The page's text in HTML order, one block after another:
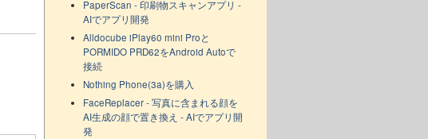
PaperScan - 印刷物スキャンアプリ -
AIでアプリ開発
Alldocube iPlay60 mini Proと
PORMIDO PRD62をAndroid Autoで
接続
Nothing Phone(3a)を購入
FaceReplacer - 写真に含まれる顔を
AI生成の顔で置き換え - AIでアプリ開
発